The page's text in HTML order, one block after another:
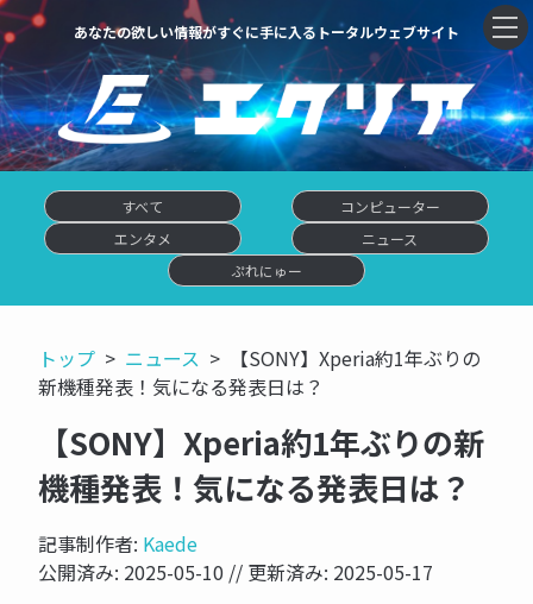
あなたの欲しい情報がすぐに手に入るトータルウェブサイト
すべて
コンピューター
エンタメ
ニュース
ぷれにゅー
トップ ニュース
【SONY】Xperia約1年ぶりの
新機種発表！気になる発表日は？
【SONY】Xperia約1年ぶりの新
機種発表！気になる発表日は？
記事制作者: Kaede
公開済み: 2025-05-10 // 更新済み: 2025-05-17